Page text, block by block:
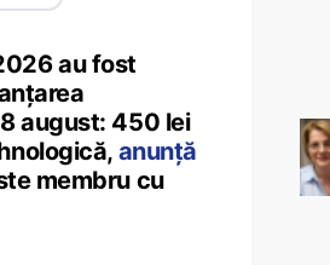
au fost
august: 450 lei
anunță
membru cu